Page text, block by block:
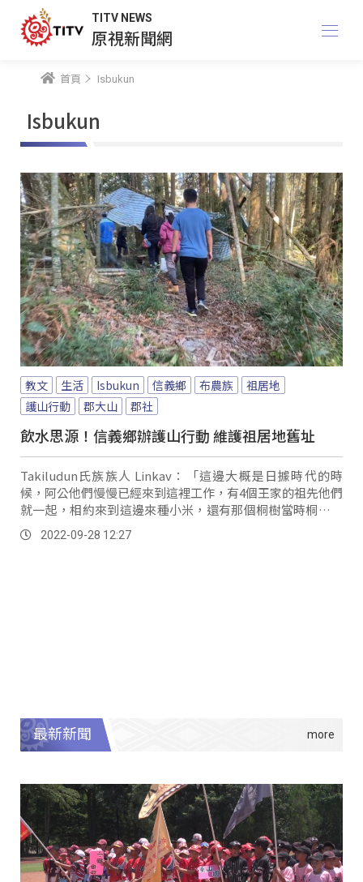
TITV NEWS
原視新聞網
首頁 Isbukun
Isbukun
教文 生活 Isbukun 信義鄉 布農族
祖居地
護山行動
郡大山 郡社
飲水思源！信義鄉辦護山行動 維護祖居地舊址
Takiludun氏族族人 Linkav：「這邊大概是日據時代的時
候，阿公他們慢慢已經來到這裡工作，有4個王家的祖先他們
就一起，相約來到這邊來種小米，還有那個桐樹當時桐樹都
算是經濟作物的一些作物，我跟...。
2022-09-28 12:27
最新新聞